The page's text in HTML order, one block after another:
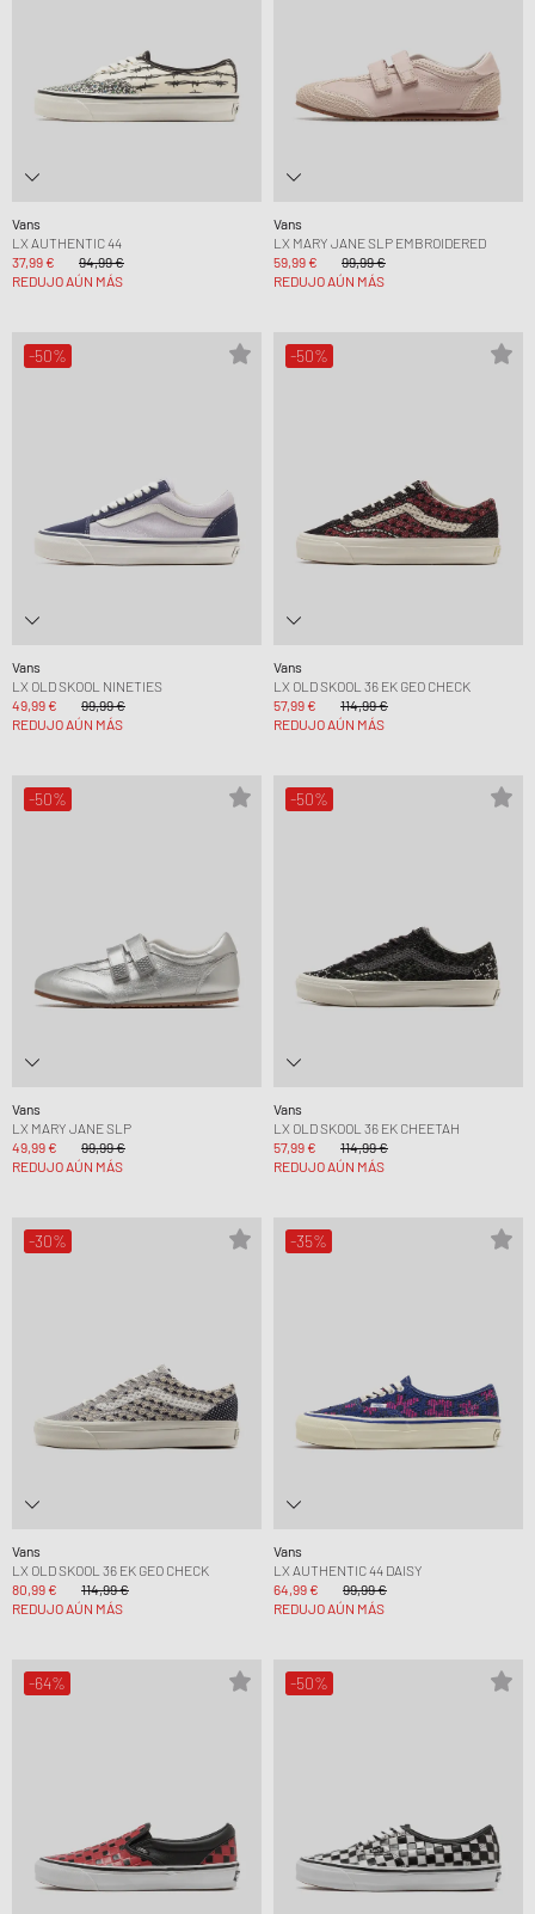
Vans
LX AUTHENTIC 44
37,99 €
94,99 €
REDUJO AÚN MÁS
Vans
LX MARY JANE SLP EMBROIDERED
59,99 €
99,99 €
REDUJO AÚN MÁS
-50%
Vans
LX OLD SKOOL NINETIES
49,99 €
99,99 €
REDUJO AÚN MÁS
-50%
Vans
LX OLD SKOOL 36 EK GEO CHECK
57,99 €
114,99 €
REDUJO AÚN MÁS
-50%
Vans
LX MARY JANE SLP
49,99 €
99,99 €
REDUJO AÚN MÁS
-50%
Vans
LX OLD SKOOL 36 EK CHEETAH
57,99 €
114,99 €
REDUJO AÚN MÁS
-30%
Vans
LX OLD SKOOL 36 EK GEO CHECK
80,99 €
114,99 €
REDUJO AÚN MÁS
-35%
Vans
LX AUTHENTIC 44 DAISY
64,99 €
99,99 €
REDUJO AÚN MÁS
-64% -50%